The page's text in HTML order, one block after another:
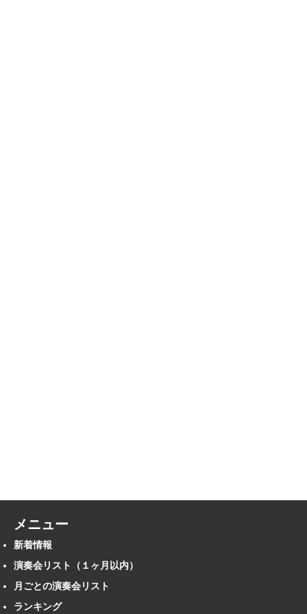
メニュー
新着情報
演奏会リスト（１ヶ月以内）
月ごとの演奏会リスト
ランキング